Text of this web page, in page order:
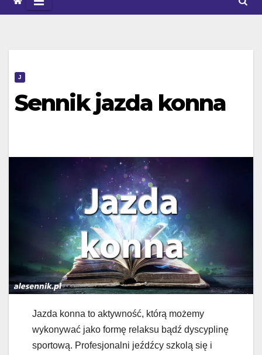
J
Sennik jazda konna
Jazda konna to aktywność, którą możemy
wykonywać jako formę relaksu bądź dyscyplinę
sportową. Profesjonalni jeźdźcy szkolą się i